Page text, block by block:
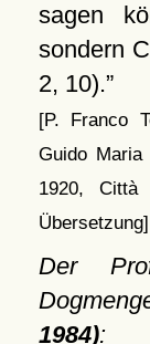
sagen
sondern
2, 10).
[P. Franco
Guido
1920,
Übersetzung]
Der
1984):